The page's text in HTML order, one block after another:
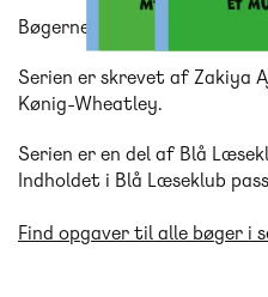
Bøgerne i serien kan læses
Serien er skrevet af Zakiya
Kønig-Wheatley.
Serien er en del af Blå
Indholdet i Blå Læseklub
Find opgaver til alle bøger i